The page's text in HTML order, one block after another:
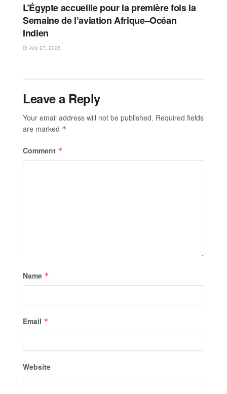
L’Égypte accueille pour la première fois la
Semaine de l’aviation Afrique–Océan
Indien
July 27, 2026
Leave a Reply
Your email address will not be published. Required fields
are marked *
Comment *
Name *
Email *
Website